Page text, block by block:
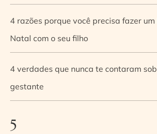
4 razões porque você precisa fazer um
Natal com o seu filho
4 verdades que nunca te contaram
gestante
5